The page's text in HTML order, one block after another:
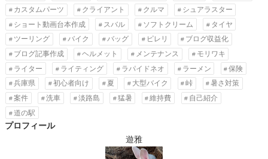
カスタムパーツ
クライアント クルマ
シュアラスター
ショート動画台本作成
スバル ソフトクリーム
タイヤ
ツーリング
バイク バッグ ピレリ
ブログ収益化
ブログ記事作成
ヘルメット メンテナンス
モリワキ
ライター
ライティング ラパイドネオ ラーメン
保険
兵庫県
初心者向け 夏 大型バイク 峠
暑さ対策
案件
洗車 淡路島 猛暑 維持費
自己紹介
道の駅
プロフィール
遊雅